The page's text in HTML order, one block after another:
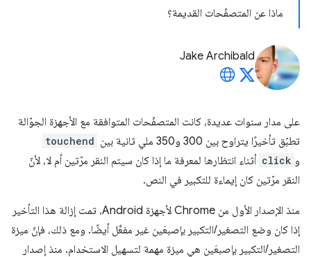
ماذا عن المتصفّحات القديمة؟
Jake Archibald
على مدار سنوات عديدة، كانت المتصفّحات المتوافقة مع الأجهزة الجوّالة
تطبّق تأخيرًا يتراوح بين 300 و350 ملي ثانية بين
touchend
و click أثناء انتظارها لمعرفة ما إذا كان سيتم النقر مرّتين أم لا، لأنّ
النقر مرّتين كان إيماءة للتكبير في النص.
منذ الإصدار الأول من Chrome لأجهزة Android، تمت إزالة هذا التأخير
إذا كان وضع التصغير/التكبير بإصبعَين غير مفعَّل أيضًا. ومع ذلك، فإنّ ميزة
التصغير/التكبير بإصبعَين هي ميزة مهمة لتسهيل الاستخدام. منذ إصدار